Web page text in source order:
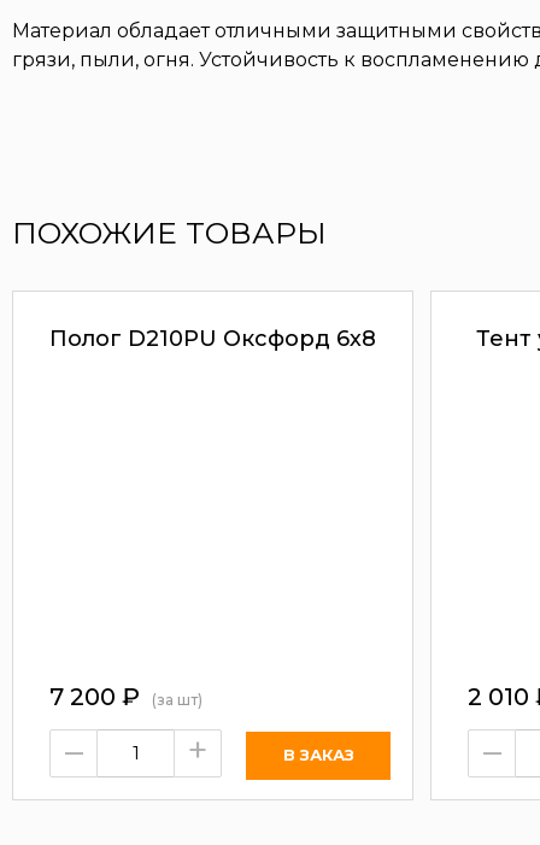
Материал обладает отличными защитными
грязи, пыли, огня. Устойчивость к
ПОХОЖИЕ ТОВАРЫ
Полог D210PU Оксфорд 6х8
7 200 ₽ (за шт)
– +
Тент
2 010
–